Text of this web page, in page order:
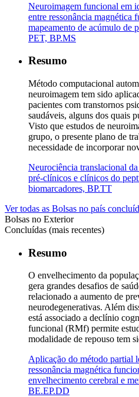
Neuroimagem funcional em
entre ressonância magnética
mapeamento de acúmulo de
PET, BP.MS
Resumo
Método computacional
neuroimagem tem sido
pacientes com transtornos
saudáveis, alguns dos quais
Visto que estudos de
grupo, o presente plano de
necessidade de incorporar
Neurociência translacional
pré-clínicos e clínicos do
biomarcadores, BP.TT
Ver todas as Bolsas no país
Bolsas no Exterior
Concluídas (mais recentes)
Resumo
O envelhecimento da
gera grandes desafios de
relacionado a aumento de
neurodegenerativas. Além
está associado a declínio
funcional (RMf) permite
modalidade de repouso tem
Aplicação do método partial
ressonância magnética
envelhecimento cerebral e
BE.EP.DD